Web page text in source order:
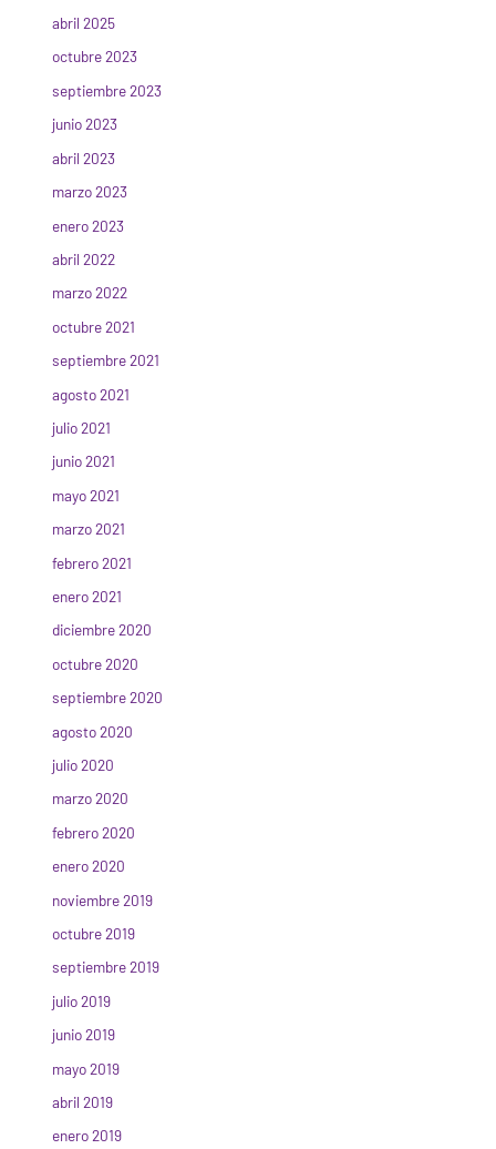
abril 2025
octubre 2023
septiembre 2023
junio 2023
abril 2023
marzo 2023
enero 2023
abril 2022
marzo 2022
octubre 2021
septiembre 2021
agosto 2021
julio 2021
junio 2021
mayo 2021
marzo 2021
febrero 2021
enero 2021
diciembre 2020
octubre 2020
septiembre 2020
agosto 2020
julio 2020
marzo 2020
febrero 2020
enero 2020
noviembre 2019
octubre 2019
septiembre 2019
julio 2019
junio 2019
mayo 2019
abril 2019
enero 2019